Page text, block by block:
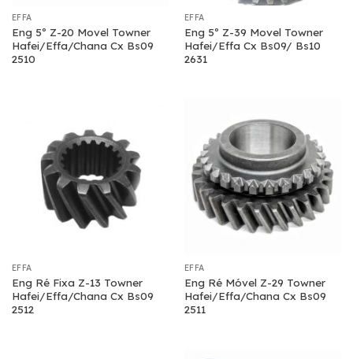
EFFA
Eng 5º Z-20 Movel Towner
Hafei/Effa/Chana Cx Bs09
2510
EFFA
Eng 5º Z-39 Movel Towner
Hafei/Effa Cx Bs09/ Bs10
2631
EFFA
Eng Ré Fixa Z-13 Towner
Hafei/Effa/Chana Cx Bs09
2512
EFFA
Eng Ré Móvel Z-29 Towner
Hafei/Effa/Chana Cx Bs09
2511